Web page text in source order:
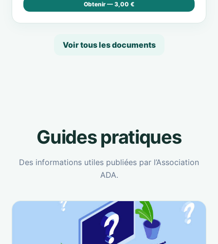
Obtenir — 3,00 €
Voir tous les documents
Guides pratiques
Des informations utiles publiées par l’Association
ADA.